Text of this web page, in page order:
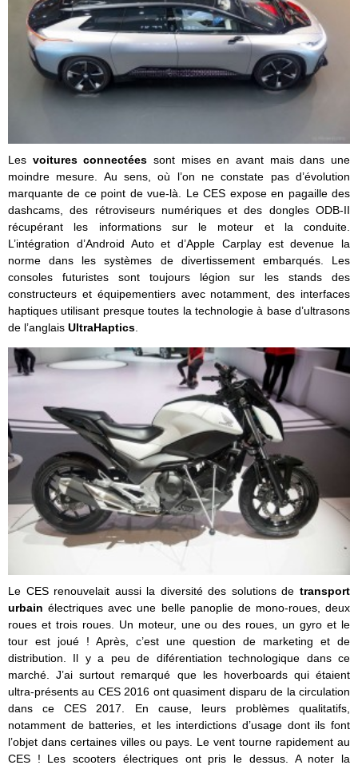
Les voitures connectéessont mises en avant mais dans une
moindre mesure. Au sens, où l’on ne constate pas d’évolution
marquante de ce point de vue-là. Le CES expose en pagaille des
dashcams, des rétroviseurs numériques et des dongles ODB-II
récupérant les informations sur le moteur et la conduite.
L’intégration d’Android Auto et d’Apple Carplay est devenue la
norme dans les systèmes de divertissement embarqués. Les
consoles futuristes sont toujours légion sur les stands des
constructeurs et équipementiers avec notamment, des interfaces
haptiques utilisant presque toutes la technologie à base d’ultrasons
de l’anglais UltraHaptics
Le CES renouvelait aussi la diversité des solutions de transport
urbain électriques avec une belle panoplie de mono-roues, deux
roues et trois roues. Un moteur, une ou des roues, un gyro et le
tour est joué ! Après, c’est une question de marketing et de
distribution. Il y a peu de diférentiation technologique dans ce
marché. J’ai surtout remarqué que les hoverboards qui étaient
ultra-présents au CES 2016 ont quasiment disparu de la circulation
dans ce CES 2017. En cause, leurs problèmes qualitatifs,
notamment de batteries, et les interdictions d’usage dont ils font
l’objet dans certaines villes ou pays. Le vent tourne rapidement au
CES ! Les scooters électriques ont pris le dessus. A noter la